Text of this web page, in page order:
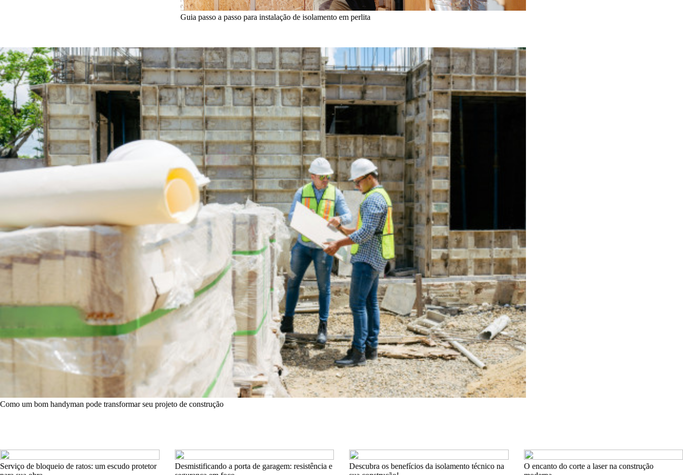
Guia passo a passo para instalação de isolamento em perlita
Como um bom handyman pode transformar seu projeto de construção
Serviço de bloqueio de ratos: um escudo protetor
Desmistificando a porta de garagem: resistência e
Descubra os benefícios da isolamento técnico na
O encanto do corte a laser na construção